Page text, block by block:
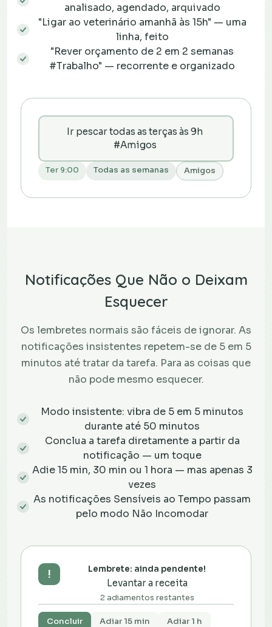
analisado, agendado, arquivado
"Ligar ao veterinário amanhã às 15h" — uma
linha, feito
"Rever orçamento de 2 em 2 semanas
#Trabalho" — recorrente e organizado
Ir pescar todas as terças às 9h
#Amigos
Ter 9:00 Todas as semanas Amigos
Notificações Que Não o Deixam
Esquecer
Os lembretes normais são fáceis de ignorar. As
notificações insistentes repetem-se de 5 em 5
minutos até tratar da tarefa. Para as coisas que
não pode mesmo esquecer.
Modo insistente: vibra de 5 em 5 minutos
durante até 50 minutos
Conclua a tarefa diretamente a partir da
notificação — um toque
Adie 15 min, 30 min ou 1 hora — mas apenas 3
vezes
As notificações Sensíveis ao Tempo passam
pelo modo Não Incomodar
! Lembrete: ainda pendente!
Levantar a receita
2 adiamentos restantes
Concluir Adiar 15 min Adiar 1 h